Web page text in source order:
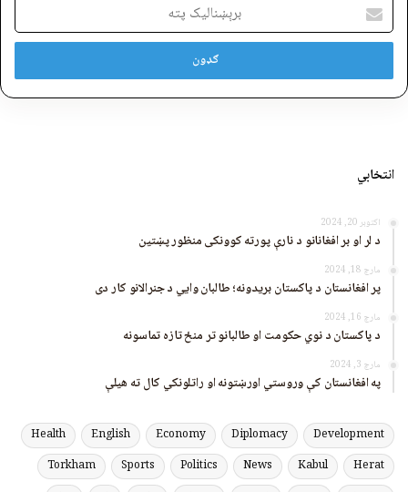
پته
انتخابي
اکتوبر 20, 2024
د لر او بر افغانانو د نارې پورته کوونکی منظور پښتین
مارچ 18, 2024
پر افغانستان د پاکستان بریدونه؛ طالبان وايي د جنرالانو کار دی
مارچ 16, 2024
د پاکستان د نوي حکومت او طالبانو تر منځ تازه تماسونه
مارچ 3, 2024
په افغانستان کې وروستي اورښتونه او راتلونکي کال ته هیلې
Development
Diplomacy
Economy
English
Health
Herat
Kabul
News
Politics
Sports
Torkham